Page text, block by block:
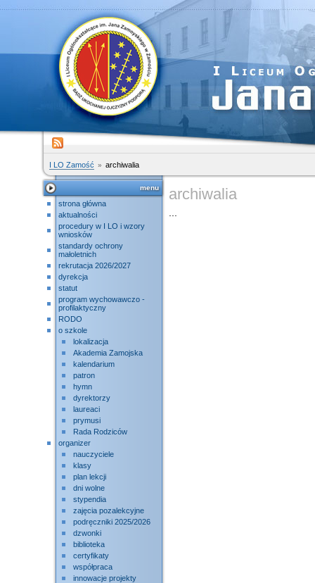
I LO Zamość archiwalia
archiwalia
menu
strona główna
aktualności
procedury w I LO i wzory
wniosków
standardy ochrony
małoletnich
rekrutacja 2026/2027
dyrekcja
statut
program wychowawczo -
profilaktyczny
RODO
o szkole
lokalizacja
Akademia Zamojska
kalendarium
patron
hymn
dyrektorzy
laureaci
prymusi
Rada Rodziców
organizer
nauczyciele
klasy
plan lekcji
dni wolne
stypendia
zajęcia pozalekcyjne
podręczniki 2025/2026
dzwonki
biblioteka
certyfikaty
współpraca
innowacje projekty